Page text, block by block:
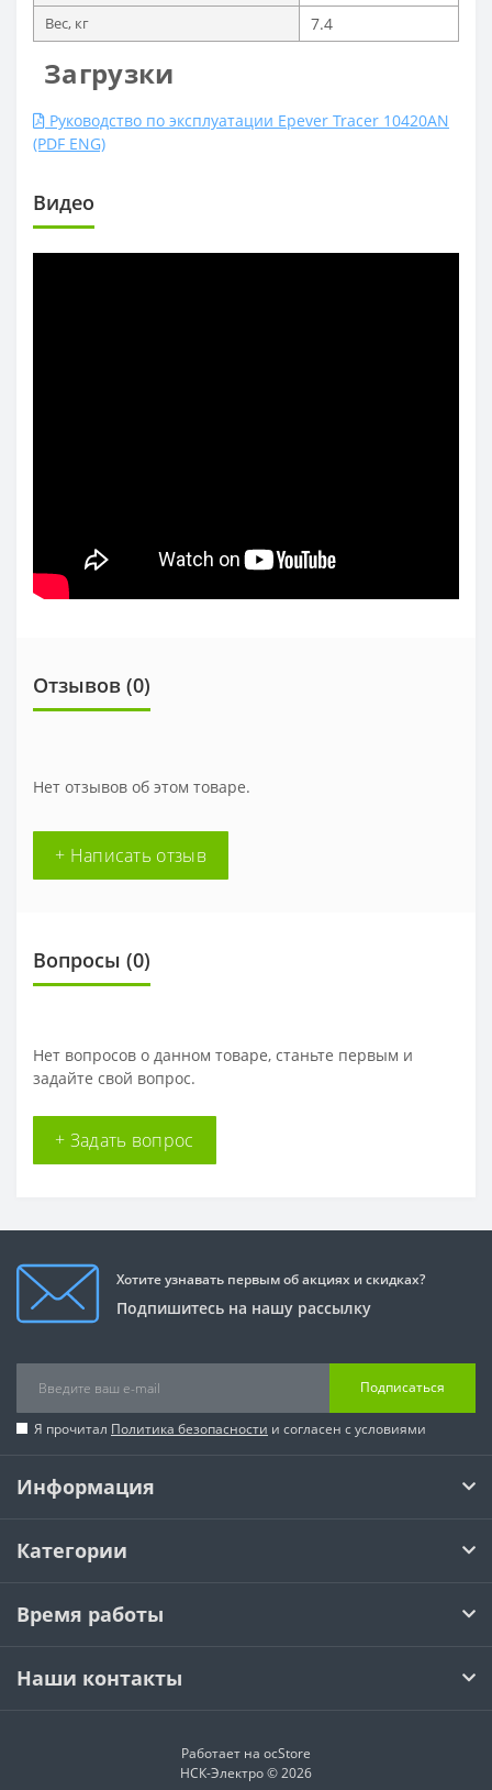
Вес, кг 7.4
Загрузки
Руководство по эксплуатации Epever Tracer 10420AN
(PDF ENG)
Видео
Отзывов (0)
Нет отзывов об этом товаре.
+ Написать отзыв
Вопросы (0)
Нет вопросов о данном товаре, станьте первым и
задайте свой вопрос.
+ Задать вопрос
Хотите узнавать первым об акциях и скидках?
Подпишитесь на нашу рассылку
Подписаться
Я прочитал Политика безопасности и согласен с условиями
Информация
Категории
Время работы
Наши контакты
Работает на ocStore
НСК-Электро © 2026